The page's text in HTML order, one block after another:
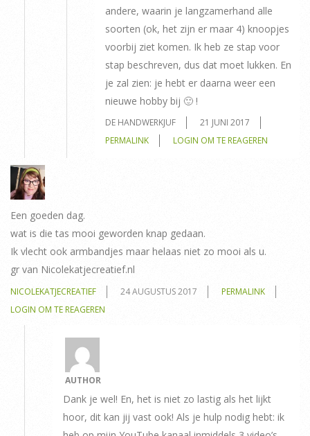
andere, waarin je langzamerhand alle
soorten (ok, het zijn er maar 4) knoopjes
voorbij ziet komen. Ik heb ze stap voor
stap beschreven, dus dat moet lukken. En
je zal zien: je hebt er daarna weer een
nieuwe hobby bij 🙂 !
DE HANDWERKJUF
21 JUNI 2017
PERMALINK
LOGIN OM TE REAGEREN
Een goeden dag.
wat is die tas mooi geworden knap gedaan.
Ik vlecht ook armbandjes maar helaas niet zo mooi als u.
gr van Nicolekatjecreatief.nl
NICOLEKATJECREATIEF 24 AUGUSTUS 2017
PERMALINK
LOGIN OM TE REAGEREN
AUTHOR
Dank je wel! En, het is niet zo lastig als het lijkt
hoor, dit kan jij vast ook! Als je hulp nodig hebt: ik